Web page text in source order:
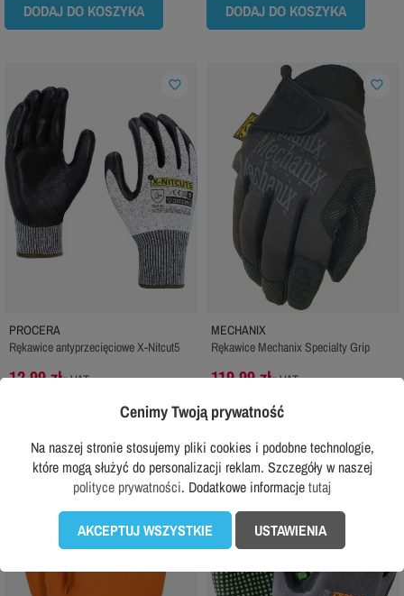
DODAJ DO KOSZYKA DODAJ DO KOSZYKA
PROCERA
Rękawice antyprzecięciowe X-Nitcut5
12,99 złz VAT
DODAJ DO KOSZYKA
favorite_border
MECHANIX
Rękawice Mechanix Specialty Grip
119,99 złz VAT
DODAJ DO KOSZYKA
favorite_border
favorite_border
Cenimy Twoją prywatność
Na naszej stronie stosujemy pliki cookies i podobne technologie,
które mogą służyć do personalizacji reklam. Szczegóły w naszej
polityce prywatności. Dodatkowe informacjetutaj
AKCEPTUJ WSZYSTKIE USTAWIENIA